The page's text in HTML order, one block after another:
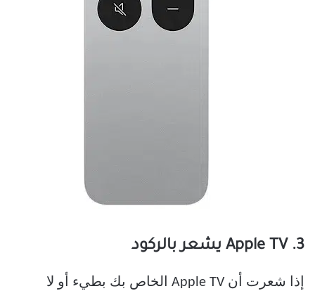
3. Apple TV يشعر بالركود
إذا شعرت أن Apple TV الخاص بك بطيء أو لا